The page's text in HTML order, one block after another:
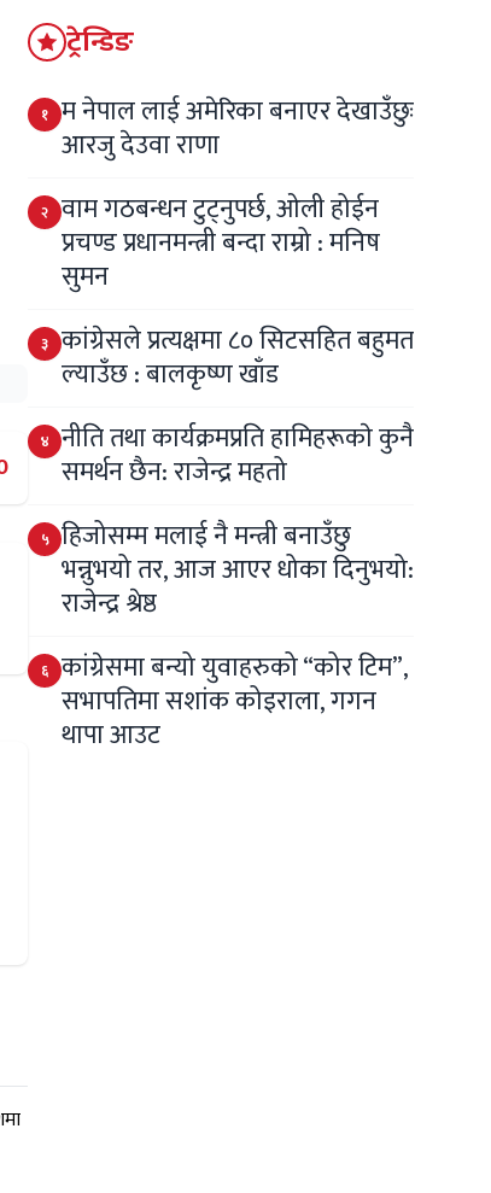
ट्रेन्डिङ
१ म नेपाल लाई अमेरिका बनाएर देखाउँछुः
आरजु देउवा राणा
२ वाम गठबन्धन टुट्नुपर्छ, ओली होईन
प्रचण्ड प्रधानमन्त्री बन्दा राम्रो : मनिष
सुमन
३ कांग्रेसले प्रत्यक्षमा ८० सिटसहित बहुमत
ल्याउँछ : बालकृष्ण खाँड
४ नीति तथा कार्यक्रमप्रति हामिहरूकाे कुनै
समर्थन छैन: राजेन्द्र महतो
५ हिजोसम्म मलाई नै मन्त्री बनाउँछु
भन्नुभयो तर, आज आएर धोका दिनुभयो:
राजेन्द्र श्रेष्ठ
६ कांग्रेसमा बन्यो युवाहरुको “कोर टिम”,
सभापतिमा सशांक कोइराला, गगन
थापा आउट